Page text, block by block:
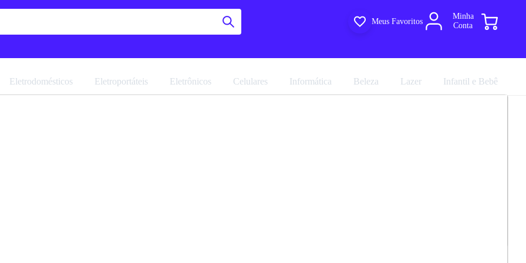
Meus Favoritos
Minha
Conta
Eletrodomésticos Eletroportáteis Eletrônicos Celulares Informática Beleza Lazer Infantil e Bebê